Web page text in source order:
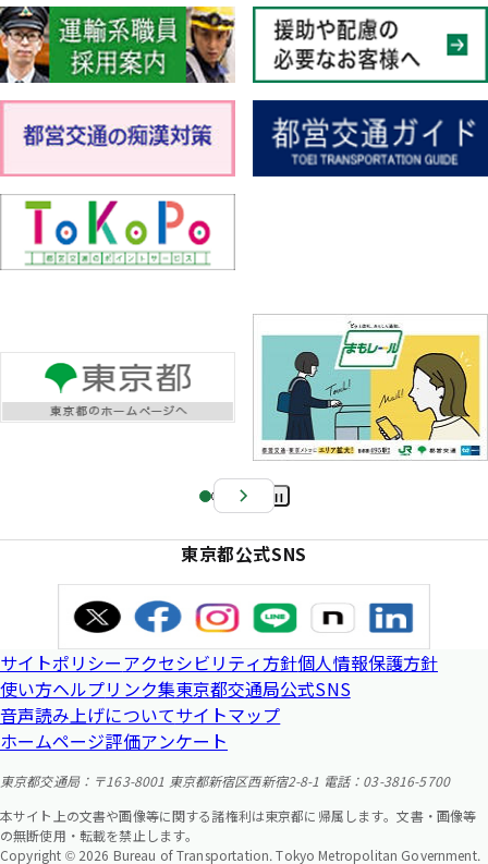
Pa
e
東京都公式SNS
サイトポリシーアクセシビリティ方針個人情報保護方針
使い方ヘルプリンク集東京都交通局公式SNS
音声読み上げについてサイトマップ
ホームページ評価アンケート
東京都交通局：〒163-8001 東京都新宿区西新宿2-8-1 電話：03-3816-5700
本サイト上の文書や画像等に関する諸権利は東京都に帰属します。文書・画像等
の無断使用・転載を禁止します。
Copyright © 2026 Bureau of Transportation. Tokyo Metropolitan Government.